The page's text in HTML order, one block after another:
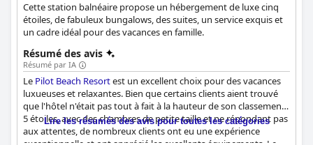
Cette station balnéaire propose un hébergement de luxe cinq
étoiles, de fabuleux bungalows, des suites, un service exquis et
un cadre idéal pour des vacances en famille.
Résumé des avis
Résumé par IA
Le Pilot Beach Resortest un excellent choix pour des vacances
luxueuses et relaxantes. Bien que certains clients aient trouvé
que l'hôtel n'était pas tout à fait à la hauteur de son classement
5 étoiles, avec des chambres de petite taille et ne répondant pas
aux attentes, de nombreux clients ont eu une expérience
Lire les résumés des avis pour toutes les catégories